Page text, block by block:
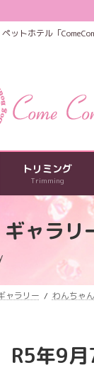
ットホテル「
トリミング
Trimming
ャラリ
ャラリー わんちゃん
R5年9月